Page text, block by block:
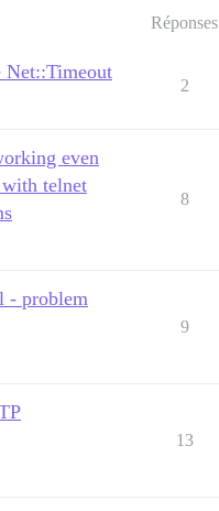
Réponses
Net::Timeout
2
even
telnet
8
- problem
9
13